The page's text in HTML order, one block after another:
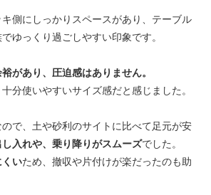
側にしっかりスペースがあり、テーブル
ゆっくり過ごしやすい印象です。
があり、圧迫感はありません。
分使いやすいサイズ感だと感じました。
で、土や砂利のサイトに比べて足元が安
入れや、乗り降りがスムーズでした。
いため、撤収や片付けが楽だったのも助